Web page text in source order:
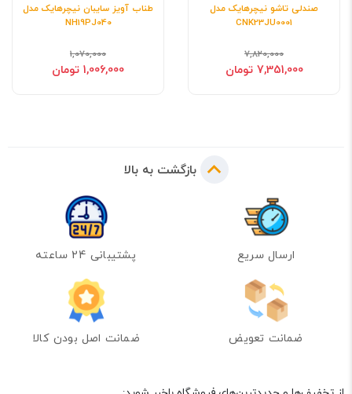
صندلی تاشو نیچرهایک مدل
CNK23JU0001
7,820,000
7,351,000 تومان
طناب آویز سایبان نیچرهایک مدل
NH19PJ040
1,070,000
1,006,000 تومان
بازگشت به بالا
ارسال سریع پشتیبانی 24 ساعته
ضمانت تعویض ضمانت اصل بودن کالا